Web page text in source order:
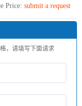
Price: submit a request
，请填写下面请求